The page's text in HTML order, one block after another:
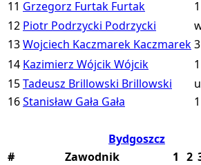
11 Grzegorz Furtak Furtak 1
12 Piotr Podrzycki Podrzycki
13Wojciech Kaczmarek Kaczmarek3
14 Kazimierz WójcikWójcik 1
15Tadeusz Brillowski Brillowski u
16Stanisław Gała Gała 1
Bydgoszcz
#
Zawodnik 1 2